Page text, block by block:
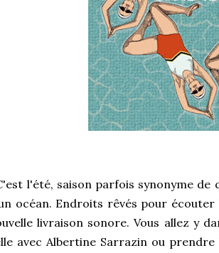
l'été, saison parfois synonyme de
océan. Endroits rêvés pour écouter
livraison sonore. Vous allez y
avec Albertine Sarrazin ou